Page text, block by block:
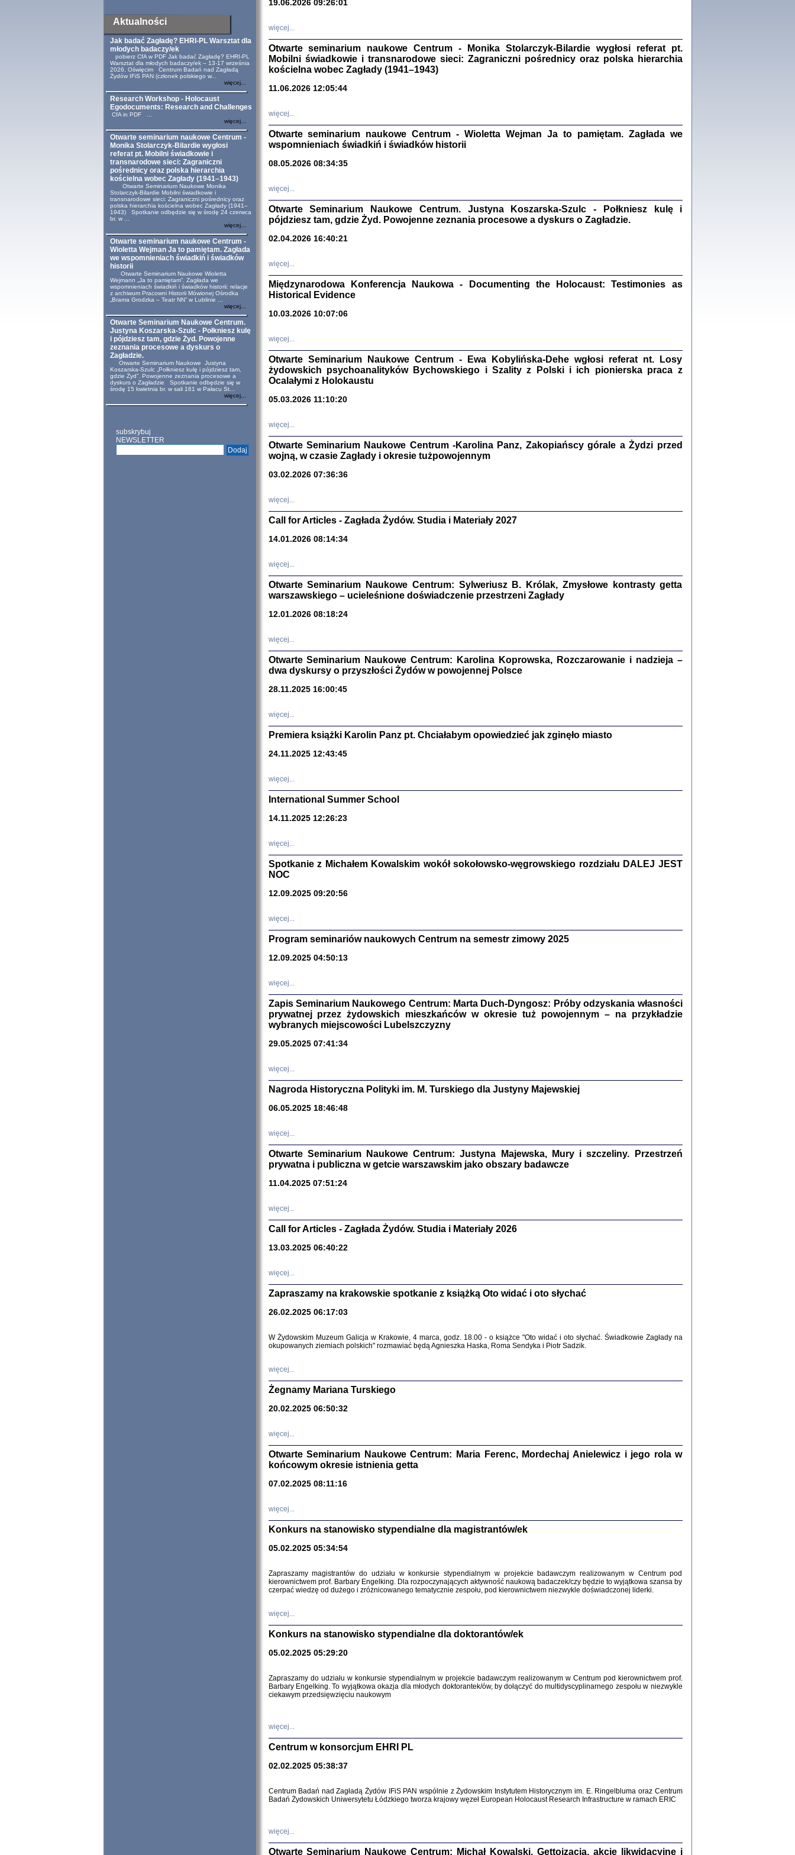
Aktualności
Jak badać Zagładę? EHRI-PL Warsztat dla
młodych badaczy/ek
pobierz CfA w PDF Jak badać Zagładę? EHRI-PL
Warsztat dla młodych badaczy/ek – 13-17 września
2026, Oświęcim Centrum Badań nad Zagładą
Żydów IFiS PAN (członek polskiego w...
więcej...
Research Workshop - Holocaust
Egodocuments: Research and Challenges
CfA in PDF ...
więcej...
Otwarte seminarium naukowe Centrum -
Monika Stolarczyk-Bilardie wygłosi
referat pt. Mobilni świadkowie i
transnarodowe sieci: Zagraniczni
pośrednicy oraz polska hierarchia
kościelna wobec Zagłady (1941–1943)
Otwarte Seminarium Naukowe Monika
Stolarczyk-Bilardie Mobilni świadkowie i
transnarodowe sieci: Zagraniczni pośrednicy oraz
polska hierarchia kościelna wobec Zagłady (1941–
1943) Spotkanie odbędzie się w środę 24 czerwca
br. w ...
więcej...
Otwarte seminarium naukowe Centrum -
Wioletta Wejman Ja to pamiętam. Zagłada
we wspomnieniach świadkiń i świadków
historii
Otwarte Seminarium Naukowe Wioletta
Wejmann „Ja to pamiętam”. Zagłada we
wspomnieniach świadkiń i świadków historii: relacje
z archiwum Pracowni Historii Mówionej Ośrodka
„Brama Grodzka – Teatr NN” w Lublinie ...
więcej...
Otwarte Seminarium Naukowe Centrum.
Justyna Koszarska-Szulc - Połkniesz kulę
i pójdziesz tam, gdzie Żyd. Powojenne
zeznania procesowe a dyskurs o
Zagładzie.
Otwarte Seminarium Naukowe Justyna
Koszarska-Szulc „Połkniesz kulę i pójdziesz tam,
gdzie Żyd”. Powojenne zeznania procesowe a
dyskurs o Zagładzie Spotkanie odbędzie się w
środę 15 kwietnia br. w sali 161 w Pałacu St...
więcej...
subskrybuj
NEWSLETTER
oprac. Aleksandra Bańkowska
Warszawa 2022
Warszawa 2021
Studia i Materiały
nr 17, R. 2021
NIE WIEMY CO PRZYNIESIE NAM KOLEJNA GODZINA ...
Dziennik pisany w ukryciu w latach 1943-1944
Zagłada Żydów.
Sewek Okonowski, oprac. Marta Janczewska
Warszawa 2020
PISZĄCY TE SŁOWA JEST PRACOWNIKIEM
GETTOWEJ INSTYTUCJI ...
'z Dziennika' i inne pisma z łódzkiego getta
Józef Zelkowicz, tłum. z jidysz, oprac. i wstęp. Monika Polit
CZYTAJĄC GAZETĘ NIEMIECKĄ ...
Warszawa 2019
Zagłada Żydów.
red. i wstęp Barbara Engelking, Jan Grabowski
Stanisław Adler, oprac. i wstępem opatrzyłaMarta Janczewska
Warszawa 2018
Warszawa 2017
Pisma Kopla i Mirki Piżyców o życiu w getcie i okupowanej
Warszawie
Warszawa 2016
SZCZĘŚCIE JEST POSIADAĆ DOM POD ZIEMIĄ ...
19.06.2026 09:26:01
więcej...
Otwarte seminarium naukowe Centrum - Monika Stolarczyk-Bilardie wygłosi referat pt.
Mobilni świadkowie i transnarodowe sieci: Zagraniczni pośrednicy oraz polska hierarchia
kościelna wobec Zagłady (1941–1943)
11.06.2026 12:05:44
więcej...
Otwarte seminarium naukowe Centrum - Wioletta Wejman Ja to pamiętam. Zagłada we
wspomnieniach świadkiń i świadków historii
08.05.2026 08:34:35
więcej...
Otwarte Seminarium Naukowe Centrum. Justyna Koszarska-Szulc - Połkniesz kulę i
pójdziesz tam, gdzie Żyd. Powojenne zeznania procesowe a dyskurs o Zagładzie.
02.04.2026 16:40:21
więcej...
Międzynarodowa Konferencja Naukowa - Documenting the Holocaust: Testimonies as
Historical Evidence
10.03.2026 10:07:06
więcej...
Otwarte Seminarium Naukowe Centrum - Ewa Kobylińska-Dehe wgłosi referat nt. Losy
żydowskich psychoanalityków Bychowskiego i Szality z Polski i ich pionierska praca z
Ocalałymi z Holokaustu
05.03.2026 11:10:20
więcej...
Otwarte Seminarium Naukowe Centrum -Karolina Panz, Zakopiańscy górale a Żydzi przed
wojną, w czasie Zagłady i okresie tużpowojennym
03.02.2026 07:36:36
więcej...
Call for Articles - Zagłada Żydów. Studia i Materiały 2027
14.01.2026 08:14:34
więcej...
Otwarte Seminarium Naukowe Centrum: Sylweriusz B. Królak, Zmysłowe kontrasty getta
warszawskiego – ucieleśnione doświadczenie przestrzeni Zagłady
12.01.2026 08:18:24
więcej...
Otwarte Seminarium Naukowe Centrum: Karolina Koprowska, Rozczarowanie i nadzieja –
dwa dyskursy o przyszłości Żydów w powojennej Polsce
28.11.2025 16:00:45
więcej...
Premiera książki Karolin Panz pt. Chciałabym opowiedzieć jak zginęło miasto
24.11.2025 12:43:45
więcej...
International Summer School
14.11.2025 12:26:23
więcej...
Spotkanie z Michałem Kowalskim wokół sokołowsko-węgrowskiego rozdziału DALEJ JEST
NOC
12.09.2025 09:20:56
więcej...
Program seminariów naukowych Centrum na semestr zimowy 2025
12.09.2025 04:50:13
więcej...
Zapis Seminarium Naukowego Centrum: Marta Duch-Dyngosz: Próby odzyskania własności
prywatnej przez żydowskich mieszkańców w okresie tuż powojennym – na przykładzie
wybranych miejscowości Lubelszczyzny
29.05.2025 07:41:34
więcej...
Nagroda Historyczna Polityki im. M. Turskiego dla Justyny Majewskiej
06.05.2025 18:46:48
więcej...
Otwarte Seminarium Naukowe Centrum: Justyna Majewska, Mury i szczeliny. Przestrzeń
prywatna i publiczna w getcie warszawskim jako obszary badawcze
11.04.2025 07:51:24
więcej...
Call for Articles - Zagłada Żydów. Studia i Materiały 2026
13.03.2025 06:40:22
więcej...
Zapraszamy na krakowskie spotkanie z książką Oto widać i oto słychać
26.02.2025 06:17:03
W Żydowskim Muzeum Galicja w Krakowie, 4 marca, godz. 18.00 - o książce "Oto widać i oto słychać. Świadkowie Zagłady na
okupowanych ziemiach polskich" rozmawiać będą Agnieszka Haska, Roma Sendyka i Piotr Sadzik.
więcej...
Żegnamy Mariana Turskiego
20.02.2025 06:50:32
więcej...
Otwarte Seminarium Naukowe Centrum: Maria Ferenc, Mordechaj Anielewicz i jego rola w
końcowym okresie istnienia getta
07.02.2025 08:11:16
więcej...
Konkurs na stanowisko stypendialne dla magistrantów/ek
05.02.2025 05:34:54
Zapraszamy magistrantów do udziału w konkursie stypendialnym w projekcie badawczym realizowanym w Centrum pod
kierownictwem prof. Barbary Engelking. Dla rozpoczynających aktywność naukową badaczek/czy będzie to wyjątkowa szansa by
czerpać wiedzę od dużego i zróżnicowanego tematycznie zespołu, pod kierownictwem niezwykle doświadczonej liderki.
więcej...
Konkurs na stanowisko stypendialne dla doktorantów/ek
05.02.2025 05:29:20
Zapraszamy do udziału w konkursie stypendialnym w projekcie badawczym realizowanym w Centrum pod kierownictwem prof.
Barbary Engelking. To wyjątkowa okazja dla młodych doktorantek/ów, by dołączyć do multidyscyplinarnego zespołu w niezwykle
ciekawym przedsięwzięciu naukowym
więcej...
Centrum w konsorcjum EHRI PL
02.02.2025 05:38:37
Centrum Badań nad Zagładą Żydów IFiS PAN wspólnie z Żydowskim Instytutem Historycznym im. E. Ringelbluma oraz Centrum
Badań Żydowskich Uniwersytetu Łódzkiego tworza krajowy węzeł European Holocaust Research Infrastructure w ramach ERIC
więcej...
Otwarte Seminarium Naukowe Centrum: Michał Kowalski, Gettoizacja, akcje likwidacyjne i